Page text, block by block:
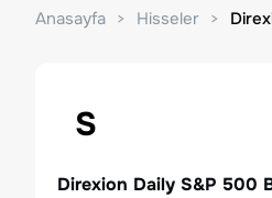
Anasayfa Hisseler
S
Direxion Daily S&P 500